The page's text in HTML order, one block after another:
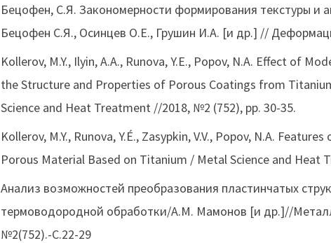
Бецофен, С.Я. Закономерности формирования текстуры и
Бецофен С.Я., Осинцев О.Е., Грушин И.А. [и др.] //
Kollerov, M.Y., Ilyin, A.A., Runova, Y.E., Popov, N.A. Effect of
the Structure and Properties of Porous Coatings from
Science and Heat Treatment //2018, №2 (752), pp. 30-35.
Kollerov, M.Y., Runova, Y.É., Zasypkin, V.V., Popov, N.A.
Porous Material Based on Titanium / Metal Science and Heat
Анализ возможностей преобразования пластинчатых
термоводородной обработки/А.М. Мамонов [и др.]//
№2(752).-С.22-29